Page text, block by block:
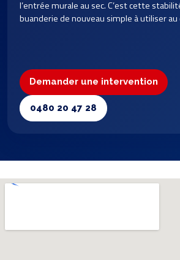
l’entrée murale au sec. C’est cette
buanderie de nouveau simple à utiliser
Demander une intervention
0480 20 47 28